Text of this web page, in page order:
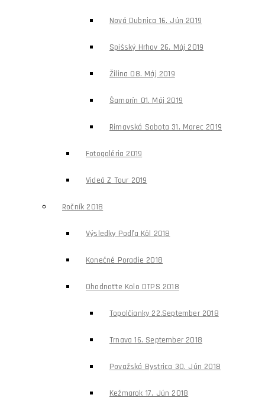
Nová Dubnica 16. Jún 2019
Spišský Hrhov 26. Máj 2019
Žilina 08. Máj 2019
Šamorín 01. Máj 2019
Rimavská Sobota 31. Marec 2019
Fotogaléria 2019
Videá Z Tour 2019
Ročník 2018
Výsledky Podľa Kôl 2018
Konečné Poradie 2018
Ohodnoťte Kolo DTPS 2018
Topolčianky 22.september 2018
Trnava 16. September 2018
Považská Bystrica 30. Jún 2018
Kežmarok 17. Jún 2018